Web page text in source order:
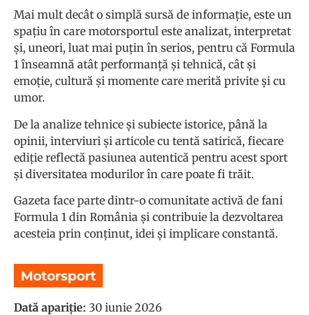
Mai mult decât o simplă sursă de informație, este un
spațiu în care motorsportul este analizat, interpretat
și, uneori, luat mai puțin în serios, pentru că Formula
1 înseamnă atât performanță și tehnică, cât și
emoție, cultură și momente care merită privite și cu
umor.
De la analize tehnice și subiecte istorice, până la
opinii, interviuri și articole cu tentă satirică, fiecare
ediție reflectă pasiunea autentică pentru acest sport
și diversitatea modurilor în care poate fi trăit.
Gazeta face parte dintr-o comunitate activă de fani
Formula 1 din România și contribuie la dezvoltarea
acesteia prin conținut, idei și implicare constantă.
Motorsport
Dată apariție: 30 iunie 2026